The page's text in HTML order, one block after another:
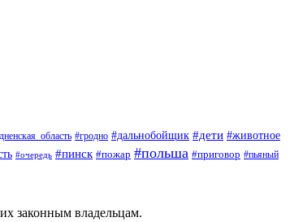
#гродно #дальнобойщик #дети #животное
#очередь #пинск #пожар #польша #приговор #пьяный
законным владельцам.